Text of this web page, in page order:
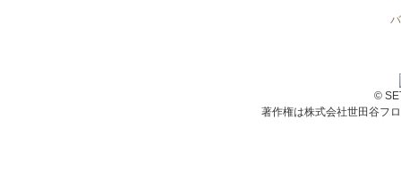
©
著作権は株式会社世田谷フ